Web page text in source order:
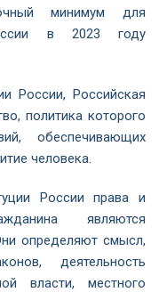
минимум для
в 2023 году
России, Российская
политика которого
обеспечивающих
человека.
России права и
являются
определяют смысл,
деятельность
власти, местного